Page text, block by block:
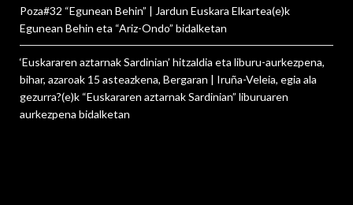
Poza#32 “Egunean Behin” | Jardun Euskara Elkartea(e)k
Egunean Behin eta “Ariz-Ondo” bidalketan
‘Euskararen aztarnak Sardinian’ hitzaldia eta liburu-aurkezpena,
bihar, azaroak 15 asteazkena, Bergaran | Iruña-Veleia, egia ala
gezurra?(e)k “Euskararen aztarnak Sardinian” liburuaren
aurkezpena bidalketan